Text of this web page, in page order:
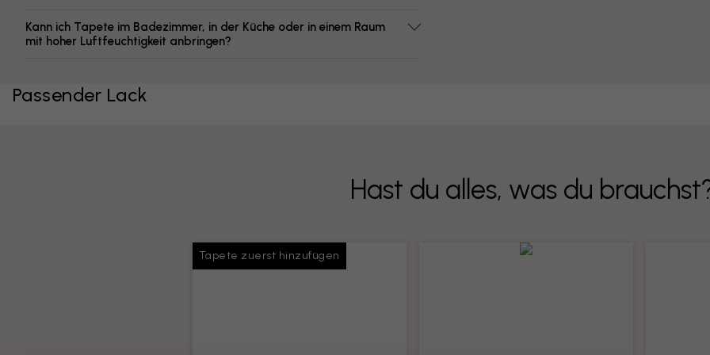
Kann ich Tapete im Badezimmer, in der Küche oder in einem Raum
mit hoher Luftfeuchtigkeit anbringen?
Passender Lack
Hast du alles, was du
Tapete zuerst hinzufügen